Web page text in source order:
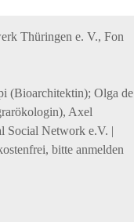
Thüringen e. V., Fon
(Bioarchitektin); Olga de
Axel
Social Network e.V. |
bitte anmelden